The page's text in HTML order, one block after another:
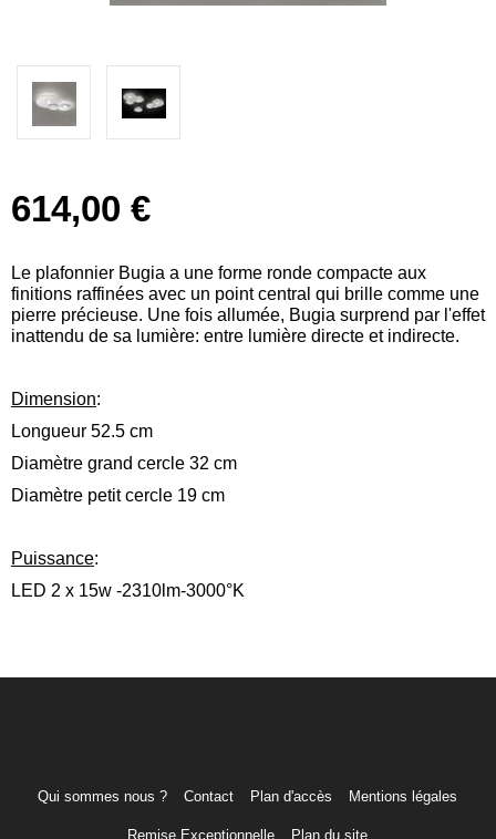
614,00 €
Le plafonnier Bugia a une forme ronde compacte aux
finitions raffinées avec un point central qui brille comme une
pierre précieuse. Une fois allumée, Bugia surprend par l'effet
inattendu de sa lumière: entre lumière directe et indirecte.
Dimension:
Longueur 52.5 cm
Diamètre grand cercle 32 cm
Diamètre petit cercle 19 cm
Puissance:
LED 2 x 15w -2310lm-3000°K
Qui sommes nous ? Contact Plan d'accès Mentions légales
Remise Exceptionnelle Plan du site